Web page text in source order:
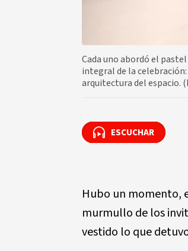
Cada uno abordó el
integral de la
arquitectura del espacio.
ESCUCHAR
ESCUCHAR
Hubo un momento,
murmullo de los
vestido lo que